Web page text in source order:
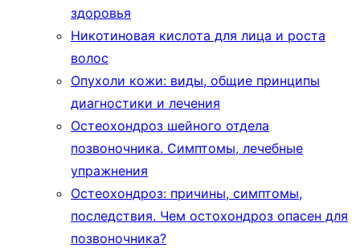
здоровья
Никотиновая кислота для лица и роста
волос
Опухоли кожи: виды, общие принципы
диагностики и лечения
Остеохондроз шейного отдела
позвоночника. Симптомы, лечебные
упражнения
Остеохондроз: причины, симптомы,
последствия. Чем остохондроз опасен для
позвоночника?